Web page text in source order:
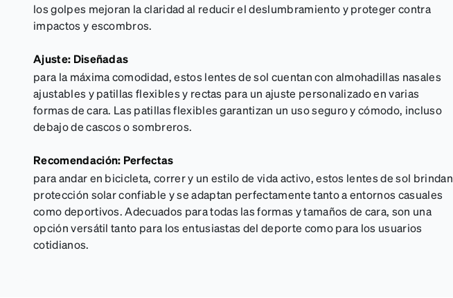
los golpes mejoran la claridad al reducir el deslumbramiento y proteger contra
impactos y escombros.
Ajuste: Diseñadas
para la máxima comodidad, estos lentes de sol cuentan con almohadillas nasales
ajustables y patillas flexibles y rectas para un ajuste personalizado en varias
formas de cara. Las patillas flexibles garantizan un uso seguro y cómodo, incluso
debajo de cascos o sombreros.
Recomendación: Perfectas
para andar en bicicleta, correr y un estilo de vida activo, estos lentes de sol brindan
protección solar confiable y se adaptan perfectamente tanto a entornos casuales
como deportivos. Adecuados para todas las formas y tamaños de cara, son una
opción versátil tanto para los entusiastas del deporte como para los usuarios
cotidianos.